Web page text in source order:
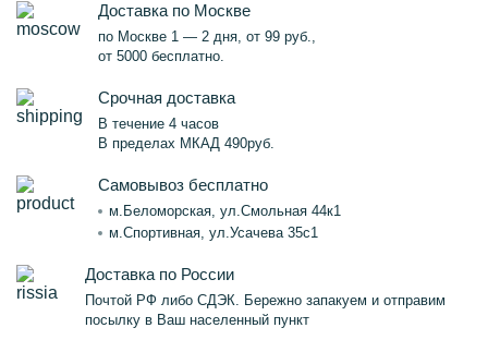
Доставка по Москве
по Москве 1 — 2 дня, от 99 руб.,
от 5000 бесплатно.
Срочная доставка
В течение 4 часов
В пределах МКАД 490руб.
Самовывоз бесплатно
м.Беломорская, ул.Смольная 44к1
м.Спортивная, ул.Усачева 35с1
Доставка по России
Почтой РФ либо СДЭК. Бережно запакуем и отправим
посылку в Ваш населенный пункт